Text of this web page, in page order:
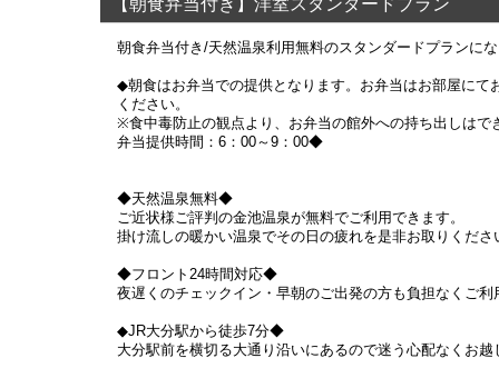
【朝食弁当付き】洋室スタンダードプラン
朝食弁当付き/天然温泉利用無料のスタンダードプランに
◆朝食はお弁当での提供となります。お弁当はお部屋にて
ください。
※食中毒防止の観点より、お弁当の館外への持ち出しはで
弁当提供時間：6：00～9：00◆
◆天然温泉無料◆
ご近状様ご評判の金池温泉が無料でご利用できます。
掛け流しの暖かい温泉でその日の疲れを是非お取りくださ
◆フロント24時間対応◆
夜遅くのチェックイン・早朝のご出発の方も負担なくご利
◆JR大分駅から徒歩7分◆
大分駅前を横切る大通り沿いにあるので迷う心配なくお越